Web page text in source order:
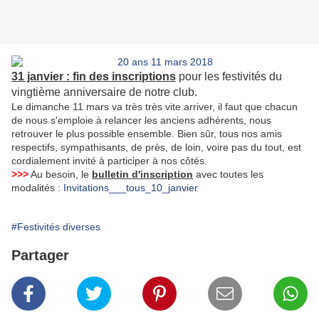
31 janvier : fin des inscriptions pour les festivités du
vingtième anniversaire de notre club.
Le dimanche 11 mars va très très vite arriver, il faut que chacun
de nous s'emploie à relancer les anciens adhérents, nous
retrouver le plus possible ensemble. Bien sûr, tous nos amis
respectifs, sympathisants, de près, de loin, voire pas du tout, est
cordialement invité à participer à nos côtés.
>>>Au besoin, le bulletin d'inscription avec toutes les
modalités : Invitations___tous_10_janvier
#Festivités diverses
Partager